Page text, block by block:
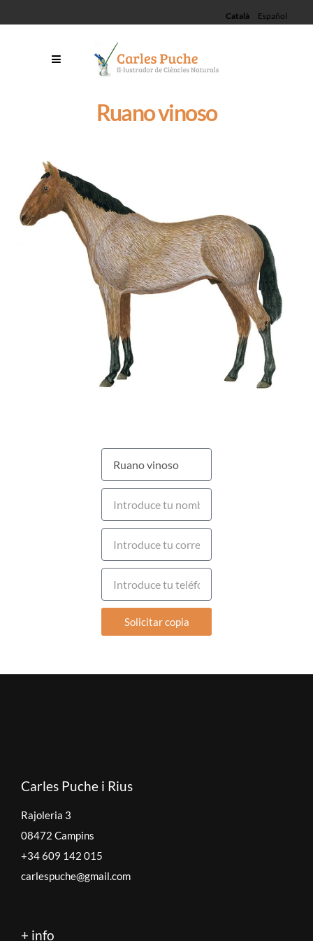
Català Español
Ruano vinoso
Solicitar copia
Carles Puche i Rius
Rajoleria 3
08472 Campins
+34 609 142 015
carlespuche@gmail.com
+ info